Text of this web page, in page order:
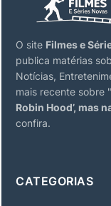
O site Filmes e
publica matérias
Notícias,
mais recente sobre "
Robin Hood’, mas
confira.
CATEGORIAS